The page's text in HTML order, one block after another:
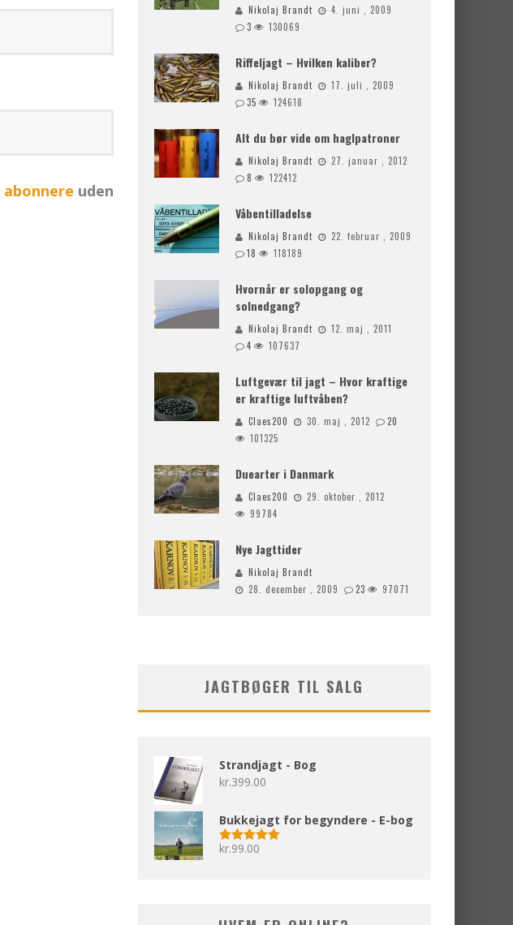
abonnere uden
Nikolaj Brandt
4. juni , 2009
3
130069
Riffeljagt – Hvilken kaliber?
Nikolaj Brandt
17. juli , 2009
35
124618
Alt du bør vide om haglpatroner
Nikolaj Brandt
27. januar , 2012
8
122412
Våbentilladelse
Nikolaj Brandt
22. februar , 2009
18
118189
Hvornår er solopgang og
solnedgang?
Nikolaj Brandt
12. maj , 2011
4
107637
Luftgevær til jagt – Hvor kraftige
er kraftige luftvåben?
Claes200 30. maj , 2012
20
101325
Duearter i Danmark
Claes200
29. oktober , 2012
99784
Nye Jagttider
Nikolaj Brandt
28. december , 2009
23 97071
JAGTBØGER TIL SALG
Strandjagt - Bog
kr.399.00
Bukkejagt for begyndere - E-bog
Vurderet
kr.99.00